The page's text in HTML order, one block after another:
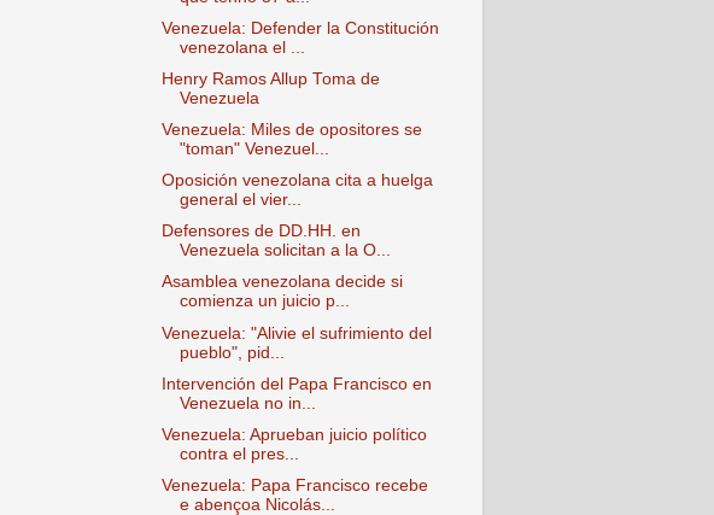
Venezuela: Defender la Constitución
venezolana el ...
Henry Ramos Allup Toma de
Venezuela
Venezuela: Miles de opositores se
"toman" Venezuel...
Oposición venezolana cita a huelga
general el vier...
Defensores de DD.HH. en
Venezuela solicitan a la O...
Asamblea venezolana decide si
comienza un juicio p...
Venezuela: "Alivie el sufrimiento del
pueblo", pid...
Intervención del Papa Francisco en
Venezuela no in...
Venezuela: Aprueban juicio político
contra el pres...
Venezuela: Papa Francisco recebe
e abençoa Nicolás...